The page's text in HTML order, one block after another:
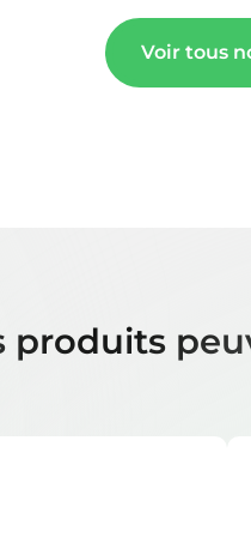
Voir tous
produits